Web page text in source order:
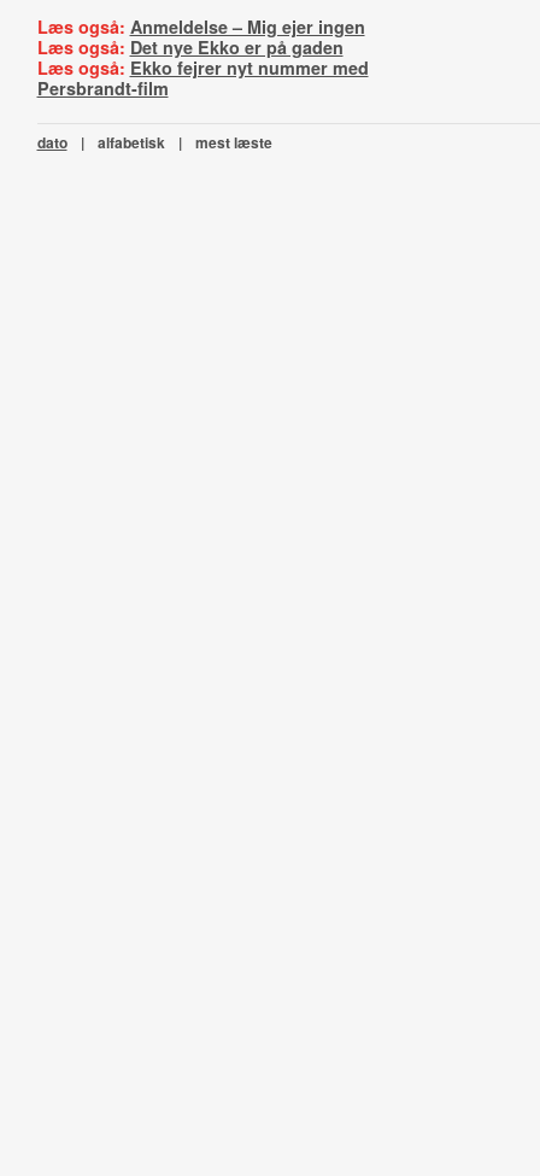
Læs også: Anmeldelse – Mig ejer ingen
Læs også: Det nye Ekko er på gaden
Læs også: Ekko fejrer nyt nummer med
Persbrandt-film
dato | alfabetisk | mest læste